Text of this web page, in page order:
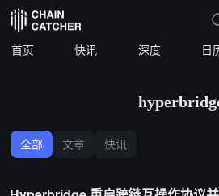
首页 快讯 深度 日
全部 文章 快讯